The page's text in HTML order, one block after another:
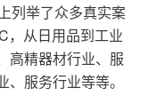
列举了众多真实案
，从日用品到工业
高精器材行业、服
服务行业等等。